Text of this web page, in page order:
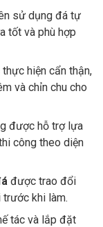
sử dụng đá tự
tốt và phù hợp
hiện cẩn thận,
và chỉn chu cho
được hỗ trợ lựa
công theo diện
được trao đổi
trước khi làm.
tác và lắp đặt